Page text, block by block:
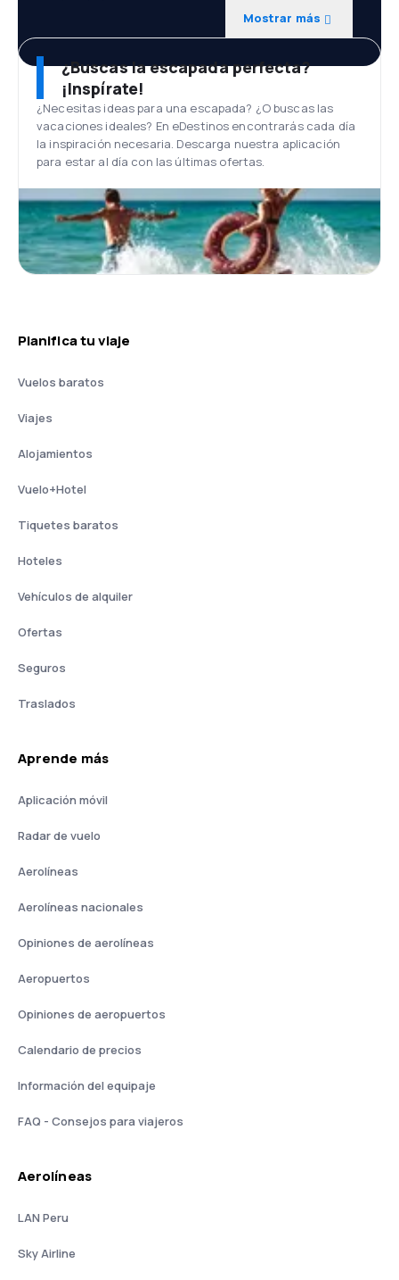
Mostrar más
¿Buscas la escapada perfecta?
¡Inspírate!
¿Necesitas ideas para una escapada? ¿O buscas las
vacaciones ideales? En eDestinos encontrarás cada día
la inspiración necesaria. Descarga nuestra aplicación
para estar al día con las últimas ofertas.
Planifica tu viaje
Vuelos baratos
Viajes
Alojamientos
Vuelo+Hotel
Tiquetes baratos
Hoteles
Vehículos de alquiler
Ofertas
Seguros
Traslados
Aprende más
Aplicación móvil
Radar de vuelo
Aerolíneas
Aerolíneas nacionales
Opiniones de aerolíneas
Aeropuertos
Opiniones de aeropuertos
Calendario de precios
Información del equipaje
FAQ - Consejos para viajeros
Aerolíneas
LAN Peru
Sky Airline